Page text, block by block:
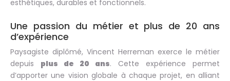
esthétiques, durables et fonctionnels.
Une passion du métier et plus de 20 ans
d’expérience
Paysagiste diplômé, Vincent Herreman exerce le métier
depuis plus de 20 ans. Cette expérience permet
d’apporter une vision globale à chaque projet, en alliant